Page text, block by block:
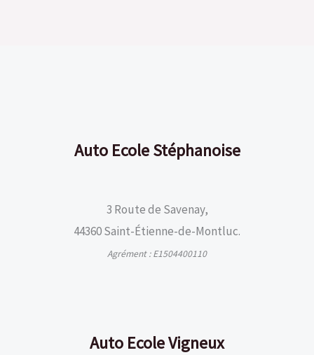
Auto Ecole Stéphanoise
3 Route de Savenay,
44360 Saint-Étienne-de-Montluc.
Agrément : E1504400110
Auto Ecole Vigneux